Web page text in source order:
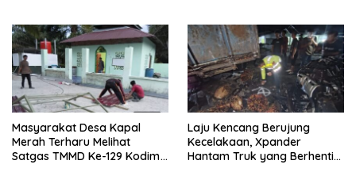
Masyarakat Desa Kapal
Merah Terharu Melihat
Satgas TMMD Ke-129 Kodim
Laju Kencang Berujung
Kecelakaan, Xpander
Hantam Truk yang Berhenti